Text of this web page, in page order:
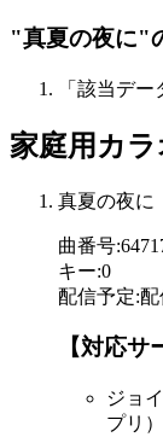
"真夏の夜に"
「該当デー
家庭用カ
真夏の夜に
曲番号:
キー:0
配信予定:配
【対応サ
ジョ
プリ）